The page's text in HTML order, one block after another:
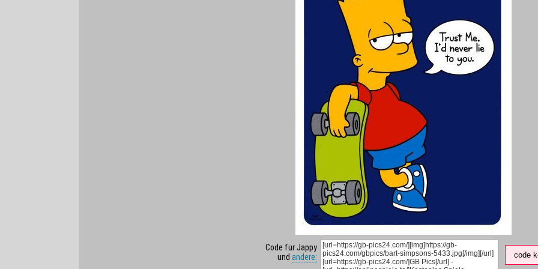
Code für Jappy
und andere: code